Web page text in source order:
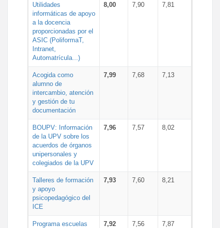
Utilidades
informáticas de apoyo
a la docencia
proporcionadas por el
ASIC (PoliformaT,
Intranet,
Automatrícula...)
8,00 7,90 7,81
Acogida como
alumno de
intercambio, atención
y gestión de tu
documentación
7,99 7,68 7,13
BOUPV: Información
de la UPV sobre los
acuerdos de órganos
unipersonales y
colegiados de la UPV
7,96 7,57 8,02
Talleres de formación
y apoyo
psicopedagógico del
ICE
7,93 7,60 8,21
Programa escuelas
7,92 7,56 7,87